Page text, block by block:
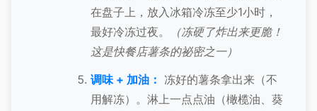
在盘子上，放入冰箱冷冻至少1小时，
最好冷冻过夜。
（冻硬了炸出来更脆！
这是快餐店薯条的祕密之一）
调味 + 加油： 冻好的薯条拿出来（不
用解冻）。淋上一点点油（橄榄油、葵